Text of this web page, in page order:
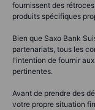
fournissent des
produits spécifiques
Bien que Saxo Bank
partenariats, tous les
l'intention de fournir
pertinentes.
Avant de prendre des
votre propre situation